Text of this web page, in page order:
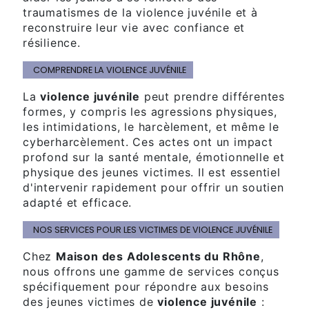
traumatismes de la violence juvénile et à
reconstruire leur vie avec confiance et
résilience.
COMPRENDRE LA VIOLENCE JUVÉNILE
Laviolence juvénile peut prendre différentes
formes, y compris les agressions physiques,
les intimidations, le harcèlement, et même le
cyberharcèlement. Ces actes ont un impact
profond sur la santé mentale, émotionnelle et
physique des jeunes victimes. Il est essentiel
d'intervenir rapidement pour offrir un soutien
adapté et efficace.
NOS SERVICES POUR LES VICTIMES DE VIOLENCE JUVÉNILE
Chez Maison des Adolescents du Rhône,
nous offrons une gamme de services conçus
spécifiquement pour répondre aux besoins
des jeunes victimes deviolence juvénile :